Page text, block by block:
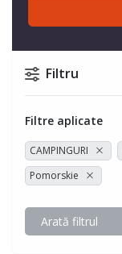
Filtru
Filtre aplicate
CAMPINGURI
Pomorskie
Arată filtrul